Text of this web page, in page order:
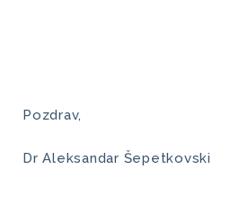
Pozdrav,
Dr Aleksandar Šepetkovski